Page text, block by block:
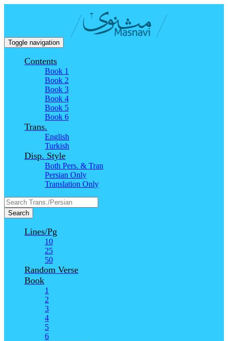
Toggle navigation
Contents
Book 1
Book 2
Book 3
Book 4
Book 5
Book 6
Trans.
English
Turkish
Disp. Style
Both Pers. & Tran
Persian Only
Translation Only
Search
Lines/Pg
10
25
50
Random Verse
Book
1
2
3
4
5
6